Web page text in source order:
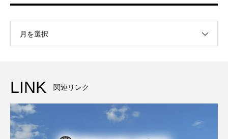
月を選択
LINK 関連リンク